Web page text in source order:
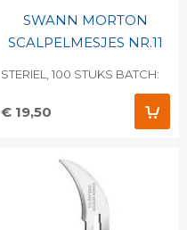
SWANN MORTON
SCALPELMESJES NR.11
STERIEL, 100 STUKS BATCH:
€ 19,50